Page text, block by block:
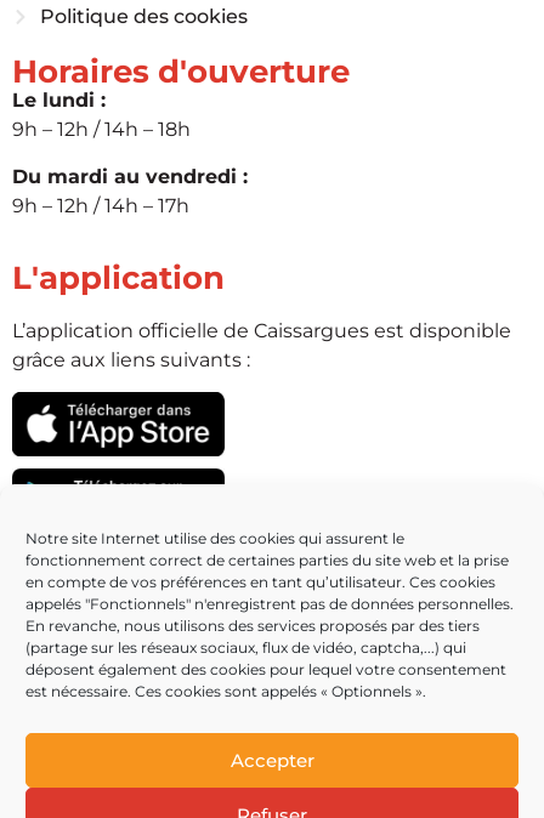
Notre site Internet utilise des cookies qui assurent le
fonctionnement correct de certaines parties du site web et la prise
en compte de vos préférences en tant qu’utilisateur. Ces cookies
appelés "Fonctionnels" n'enregistrent pas de données personnelles.
En revanche, nous utilisons des services proposés par des tiers
(partage sur les réseaux sociaux, flux de vidéo, captcha,...) qui
déposent également des cookies pour lequel votre consentement
est nécessaire. Ces cookies sont appelés « Optionnels ».
Accepter
Politique des cookies
Horaires d'ouverture
Le lundi :
9h – 12h / 14h – 18h
Du mardi au vendredi :
9h – 12h / 14h – 17h
L'application
L’application officielle de Caissargues est disponible
grâce aux liens suivants :
Partenaires